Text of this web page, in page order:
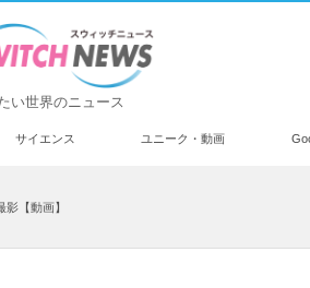
い世界のニュース
サイエンス ユニーク・動画
【動画】